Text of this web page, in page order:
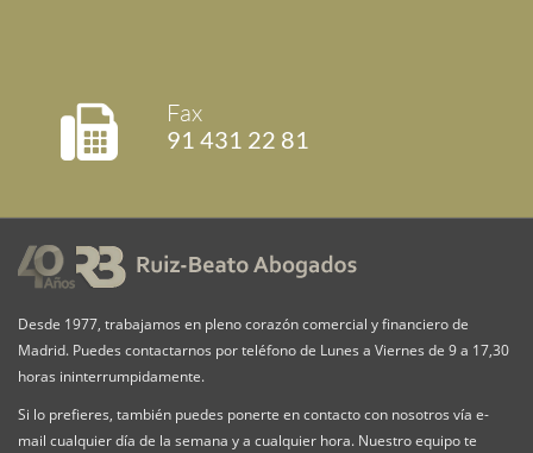
Fax
91 431 22 81
Desde 1977, trabajamos en pleno corazón comercial y financiero de
Madrid. Puedes contactarnos por teléfono de Lunes a Viernes de 9 a 17,30
horas ininterrumpidamente.
Si lo prefieres, también puedes ponerte en contacto con nosotros vía e-
mail cualquier día de la semana y a cualquier hora. Nuestro equipo te